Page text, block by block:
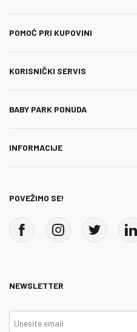
POMOĆ PRI KUPOVINI
KORISNIČKI SERVIS
BABY PARK PONUDA
INFORMACIJE
POVEŽIMO SE!
NEWSLETTER